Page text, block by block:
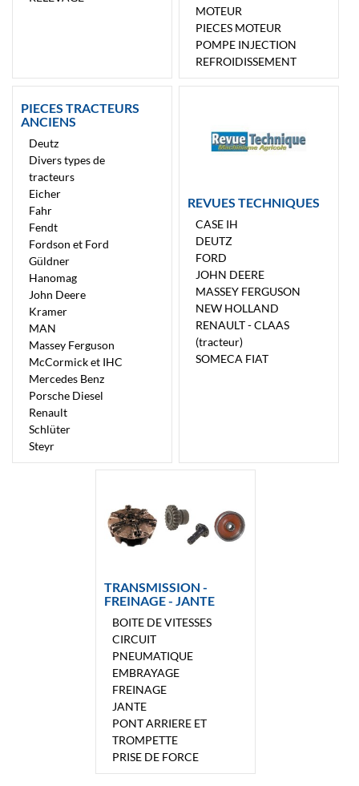
MOTEUR
PIECES MOTEUR
POMPE INJECTION
REFROIDISSEMENT
PIECES TRACTEURS
ANCIENS
Deutz
Divers types de
tracteurs
Eicher
Fahr
Fendt
Fordson et Ford
Güldner
Hanomag
John Deere
Kramer
MAN
Massey Ferguson
McCormick et IHC
Mercedes Benz
Porsche Diesel
Renault
Schlüter
Steyr
REVUES TECHNIQUES
CASE IH
DEUTZ
FORD
JOHN DEERE
MASSEY FERGUSON
NEW HOLLAND
RENAULT - CLAAS
(tracteur)
SOMECA FIAT
TRANSMISSION -
FREINAGE - JANTE
BOITE DE VITESSES
CIRCUIT
PNEUMATIQUE
EMBRAYAGE
FREINAGE
JANTE
PONT ARRIERE ET
TROMPETTE
PRISE DE FORCE